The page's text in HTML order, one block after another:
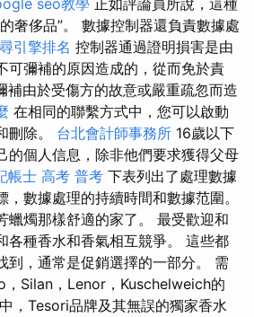
seo教學 正如評論員所說，這種
奢侈品”。 數據控制器還負責數據處
引擎排名 控制器通過證明損害是由
可彌補的原因造成的，從而免於責
補由於受傷方的故意或嚴重疏忽而造
在相同的聯繫方式中，您可以啟動
刪除。 台北會計師事務所 16歲以下
的個人信息，除非他們要求獲得父母
帳士 高考 普考 下表列出了處理數據
數據處理的持續時間和數據范圍。
蠟燭那樣舒適的家了。 最受歡迎和
各種香水和香氣相互競爭。 這些都
到，通常是促銷選擇的一部分。 需
Silan，Lenor，Kuschelweich的
，Tesori品牌及其無誤的獨家香水